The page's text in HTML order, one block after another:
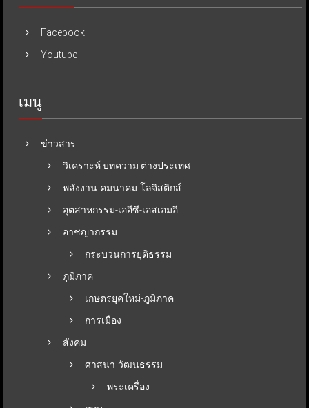
Facebook
Youtube
เมนู
ข่าวสาร
วิเคราะห์ บทความ ต่างประเทศ
พลังงาน-คมนาคม-โลจิสติกส์
อุตสาหกรรม-เออีซี-เอสเอมอี
อาชญากรรม
กระบวนการยุติธรรม
ภูมิภาค
เกษตรยุคใหม่-ภูมิภาค
การเมือง
สังคม
ศาสนา-วัฒนธรรม
พระเครื่อง